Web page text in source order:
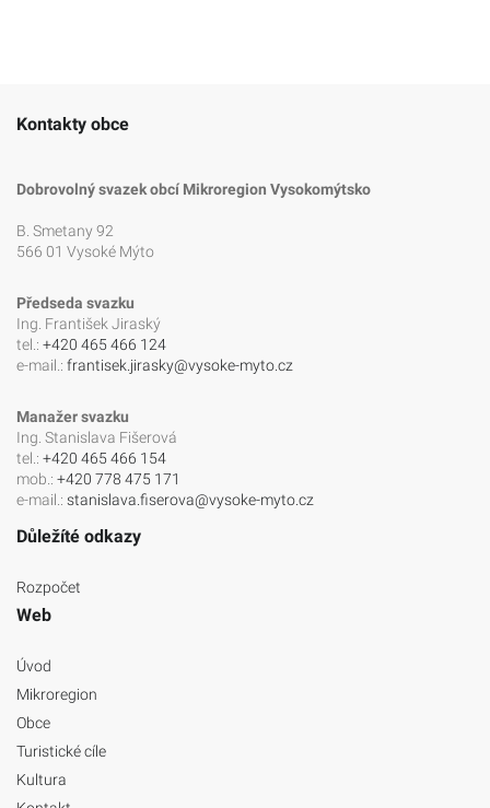
Kontakty obce
Dobrovolný svazek obcí Mikroregion Vysokomýtsko
B. Smetany 92
566 01 Vysoké Mýto
Předseda svazku
Ing. František Jiraský
tel.: +420 465 466 124
e-mail.: frantisek.jirasky@vysoke-myto.cz
Manažer svazku
Ing. Stanislava Fišerová
tel.: +420 465 466 154
mob.: +420 778 475 171
e-mail.: stanislava.fiserova@vysoke-myto.cz
Důležíté odkazy
Rozpočet
Web
Úvod
Mikroregion
Obce
Turistické cíle
Kultura